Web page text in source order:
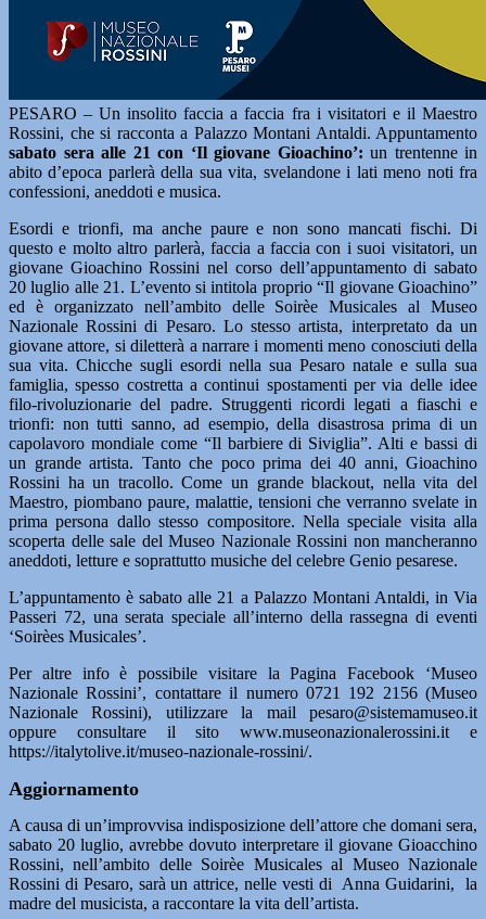
PESARO – Un insolito faccia a faccia fra i visitatori e il Maestro
Rossini, che si racconta a Palazzo Montani Antaldi. Appuntamento
sabato sera alle 21 con ‘Il giovane Gioachino’: un trentenne in
abito d’epoca parlerà della sua vita, svelandone i lati meno noti fra
confessioni, aneddoti e musica.
Esordi e trionfi, ma anche paure e non sono mancati fischi. Di
questo e molto altro parlerà, faccia a faccia con i suoi visitatori, un
giovane Gioachino Rossini nel corso dell’appuntamento di sabato
20 luglio alle 21. L’evento si intitola proprio “Il giovane Gioachino”
ed è organizzato nell’ambito delle Soirèe Musicales al Museo
Nazionale Rossini di Pesaro. Lo stesso artista, interpretato da un
giovane attore, si diletterà a narrare i momenti meno conosciuti della
sua vita. Chicche sugli esordi nella sua Pesaro natale e sulla sua
famiglia, spesso costretta a continui spostamenti per via delle idee
filo-rivoluzionarie del padre. Struggenti ricordi legati a fiaschi e
trionfi: non tutti sanno, ad esempio, della disastrosa prima di un
capolavoro mondiale come “Il barbiere di Siviglia”. Alti e bassi di
un grande artista. Tanto che poco prima dei 40 anni, Gioachino
Rossini ha un tracollo. Come un grande blackout, nella vita del
Maestro, piombano paure, malattie, tensioni che verranno svelate in
prima persona dallo stesso compositore. Nella speciale visita alla
scoperta delle sale del Museo Nazionale Rossini non mancheranno
aneddoti, letture e soprattutto musiche del celebre Genio pesarese.
L’appuntamento è sabato alle 21 a Palazzo Montani Antaldi, in Via
Passeri 72, una serata speciale all’interno della rassegna di eventi
‘Soirèes Musicales’.
Per altre info è possibile visitare la Pagina Facebook ‘Museo
Nazionale Rossini’, contattare il numero 0721 192 2156 (Museo
Nazionale Rossini), utilizzare la mail pesaro@sistemamuseo.it
oppure consultare il sito www.museonazionalerossini.it e
https://italytolive.it/museo-nazionale-rossini/.
Aggiornamento
A causa di un’improvvisa indisposizione dell’attore che domani sera,
sabato 20 luglio, avrebbe dovuto interpretare il giovane Gioacchino
Rossini, nell’ambito delle Soirèe Musicales al Museo Nazionale
Rossini di Pesaro, sarà un attrice, nelle vesti di Anna Guidarini, la
madre del musicista, a raccontare la vita dell’artista.